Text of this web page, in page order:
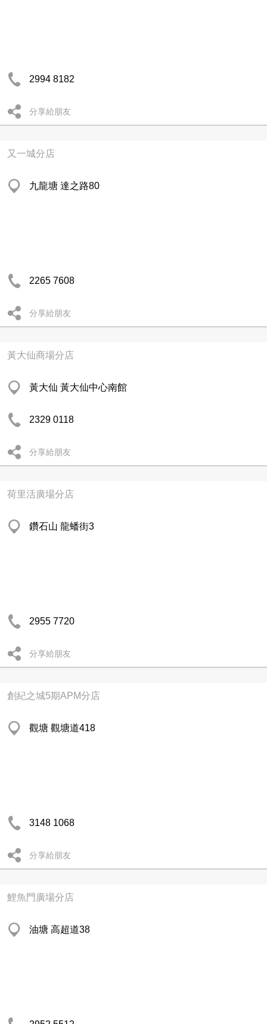
2994 8182
分享給朋友
又一城分店
九龍塘 達之路80
2265 7608
分享給朋友
黃大仙商場分店
黃大仙 黃大仙中心南館
2329 0118
分享給朋友
荷里活廣場分店
鑽石山 龍蟠街3
2955 7720
分享給朋友
創紀之城5期APM分店
觀塘 觀塘道418
3148 1068
分享給朋友
鯉魚門廣場分店
油塘 高超道38